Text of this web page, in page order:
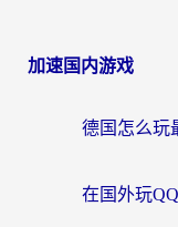
加速国内游戏